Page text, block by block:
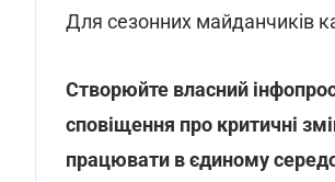
Для сезонних майданчиків
Створюйте власний
сповіщення про критичні
працювати в єдиному